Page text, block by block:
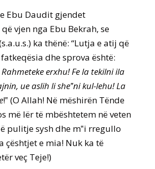
Ebu Daudit gjendet
vjen nga Ebu Bekrah, se
ka thënë: “Lutja e atij që
dhe sprova është:
erxhu! Fe la tekilni ila
ue aslih li she‟ni kul-lehu! La
!‟ (O Allah! Në mëshirën Tënde
më lër të mbështetem në veten
pulitje sysh dhe m‟i rregullo
çështjet e mia! Nuk ka të
veç Teje!)